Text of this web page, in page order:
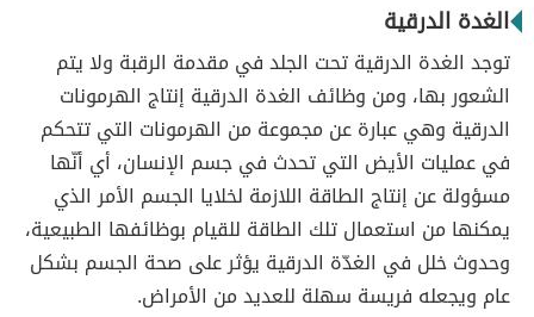
الغدة الدرقية
توجد الغدة الدرقية تحت الجلد في مقدمة الرقبة ولا يتم
الشعور بها، ومن وظائف الغدة الدرقية إنتاج الهرمونات
الدرقية وهي عبارة عن مجموعة من الهرمونات التي تتحكم
في عمليات الأيض التي تحدث في جسم الإنسان، أي أنّها
مسؤولة عن إنتاج الطاقة اللازمة لخلايا الجسم الأمر الذي
يمكنها من استعمال تلك الطاقة للقيام بوظائفها الطبيعية،
وحدوث خلل في الغدّة الدرقية يؤثر على صحة الجسم بشكل
عام ويجعله فريسة سهلة للعديد من الأمراض.